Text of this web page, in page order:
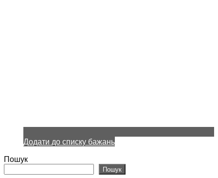
Додати до списку бажань
Пошук
Пошук